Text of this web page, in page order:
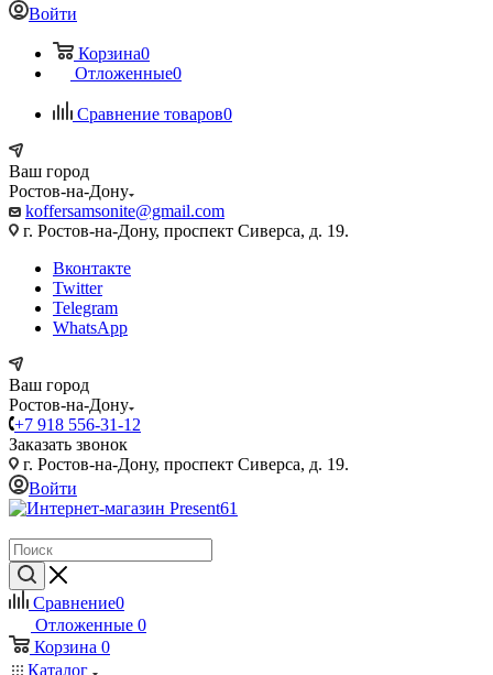
Войти
Корзина0
Отложенные0
Сравнение товаров0
Ваш город
Ростов-на-Дону
koffersamsonite@gmail.com
г. Ростов-на-Дону, проспект Сиверса, д. 19.
Вконтакте
Twitter
Telegram
WhatsApp
Ваш город
Ростов-на-Дону
+7 918 556-31-12
Заказать звонок
г. Ростов-на-Дону, проспект Сиверса, д. 19.
Войти
Сравнение0
Отложенные 0
Корзина 0
Каталог